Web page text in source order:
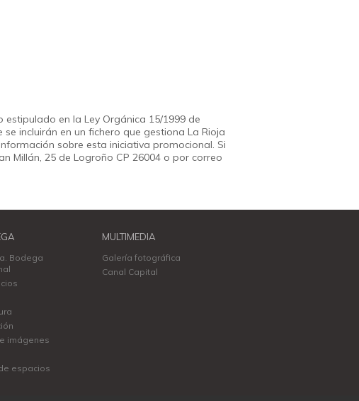
en la Ley Orgánica 15/1999 de
incluirán en un fichero que gestiona La Rioja
sobre esta iniciativa promocional. Si
Millán, 25 de Logroño CP 26004 o por correo
Bodega
imágenes
espacios
MULTIMEDIA
Galería fotográfica
Canal Capital